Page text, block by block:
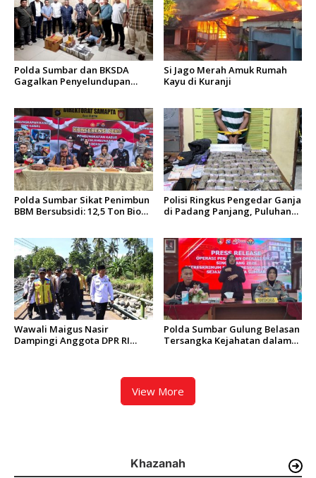
Polda Sumbar dan BKSDA
Gagalkan Penyelundupan
Si Jago Merah Amuk Rumah
Kayu di Kuranji
Polda Sumbar Sikat Penimbun
BBM Bersubsidi: 12,5 Ton Bio
Polisi Ringkus Pengedar Ganja
di Padang Panjang, Puluhan
Wawali Maigus Nasir
Dampingi Anggota DPR RI
Kalawi dan Infrastruktur
Polda Sumbar Gulung Belasan
Tersangka Kejahatan dalam
View More
Khazanah